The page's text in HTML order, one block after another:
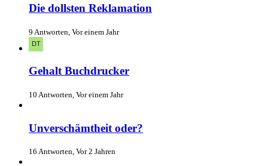
Die dollsten Reklamation
9 Antworten, Vor einem Jahr
Gehalt Buchdrucker
10 Antworten, Vor einem Jahr
Unverschämtheit oder?
16 Antworten, Vor 2 Jahren